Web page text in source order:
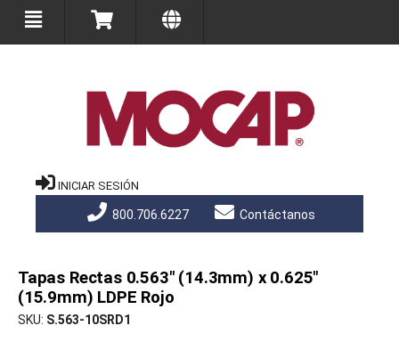
INICIAR SESIÓN
800.706.6227 Contáctanos
Tapas Rectas 0.563" (14.3mm) x 0.625"
(15.9mm) LDPE Rojo
SKU S.563-10SRD1